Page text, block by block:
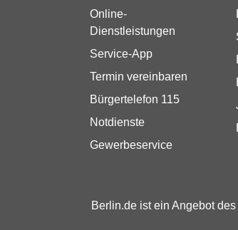
Online-
Dienstleistungen
Service-App
Termin vereinbaren
Bürgertelefon 115
Notdienste
Gewerbeservice
Berlin.de ist ein Angebot